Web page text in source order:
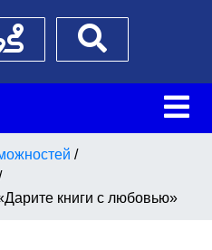
Схема проезда
/
книги с любовью»